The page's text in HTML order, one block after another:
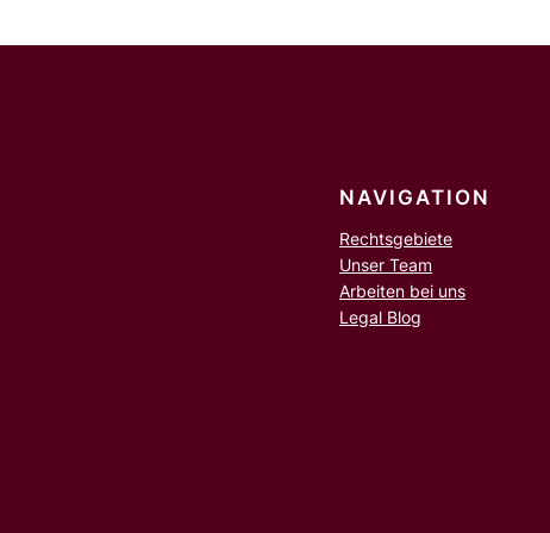
NAVIGATION
Rechtsgebiete
Unser Team
Arbeiten bei uns
Legal Blog